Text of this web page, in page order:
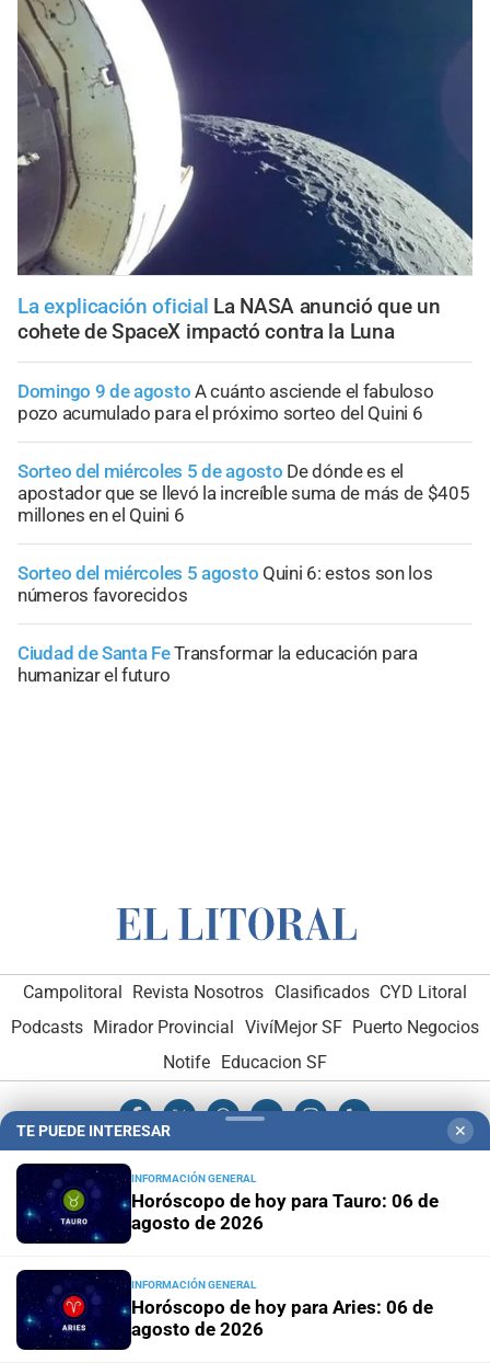
La explicación oficial La NASA anunció que un
cohete de SpaceX impactó contra la Luna
Domingo 9 de agosto A cuánto asciende el fabuloso
pozo acumulado para el próximo sorteo del Quini 6
Sorteo del miércoles 5 de agosto De dónde es el
apostador que se llevó la increíble suma de más de $405
millones en el Quini 6
Sorteo del miércoles 5 agosto Quini 6: estos son los
números favorecidos
Ciudad de Santa FeTransformar la educación para
humanizar el futuro
Campolitoral Revista Nosotros Clasificados CYD Litoral
Podcasts Mirador Provincial VivíMejor SF Puerto Negocios
Notife
Educacion SF
Hemeroteca Digital (1930-1979)
Opcionales con El Litoral
TE PUEDE INTERESAR ✕
INFORMACIÓN GENERAL
Horóscopo de hoy para Tauro: 06 de
agosto de 2026
INFORMACIÓN GENERAL
Horóscopo de hoy para Aries: 06 de
agosto de 2026